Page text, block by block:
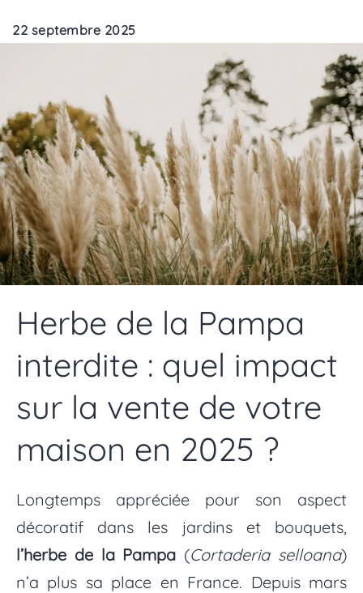
22 septembre 2025
Herbe de la Pampa
interdite : quel impact
sur la vente de votre
maison en 2025 ?
Longtemps appréciée pour son aspect
décoratif dans les jardins et bouquets,
l’herbe de la Pampa (Cortaderia selloana)
n’a plus sa place en France. Depuis mars